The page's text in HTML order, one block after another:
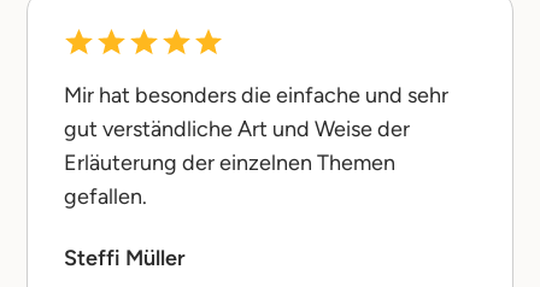
Mir hat besonders die einfache und sehr
gut verständliche Art und Weise der
Erläuterung der einzelnen Themen
gefallen.
Steffi Müller